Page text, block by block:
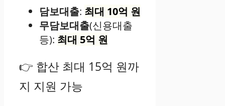
담보대출: 최대 10억 원
무담보대출(신용대출
등): 최대 5억 원
👉 합산 최대 15억 원까
지 지원 가능